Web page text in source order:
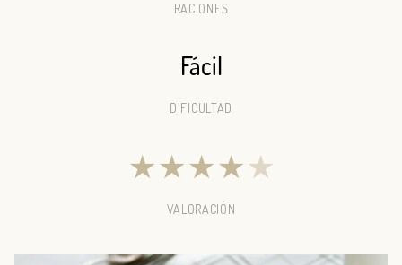
RACIONES
Fácil
DIFICULTAD
★★★★★
VALORACIÓN